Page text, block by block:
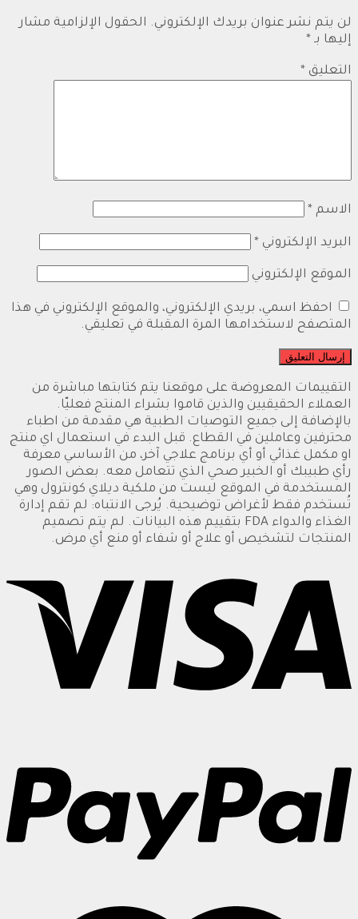
لن يتم نشر عنوان بريدك الإلكتروني. الحقول الإلزامية مشار
إليها بـ *
التعليق *
الاسم *
البريد الإلكتروني *
الموقع الإلكتروني
احفظ اسمي، بريدي الإلكتروني، والموقع الإلكتروني في هذا
المتصفح لاستخدامها المرة المقبلة في تعليقي.
التقييمات المعروضة على موقعنا يتم كتابتها مباشرة من
العملاء الحقيقيين والذين قاموا بشراء المنتج فعليّا.
بالإضافة إلى جميع التوصيات الطبية هي مقدمة من اطباء
محترفين وعاملين في القطاع. قبل البدء في استعمال اي منتج
او مكمل غذائي أو أي برنامج علاجي آخر، من الأساسي معرفة
رأي طبيبك أو الخبير صحي الذي تتعامل معه. بعض الصور
المستخدمة في الموقع ليست من ملكية ديلاي كونترول وهي
تُستخدم فقط لأغراض توضيحية. يُرجى الانتباه: لم تقم إدارة
الغذاء والدواء FDA بتقييم هذه البيانات. لم يتم تصميم
المنتجات لتشخيص أو علاج أو شفاء أو منع أي مرض.